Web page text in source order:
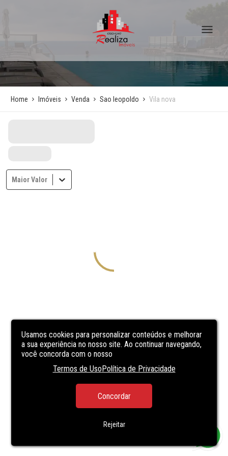
Usamos cookies para personalizar conteúdos e melhorar
a sua experiência no nosso site. Ao continuar navegando,
você concorda com o nosso
Termos de UsoPolítica de Privacidade
Concordar
Rejeitar
Home Imóveis Venda Sao leopoldo Vila nova
Maior Valor